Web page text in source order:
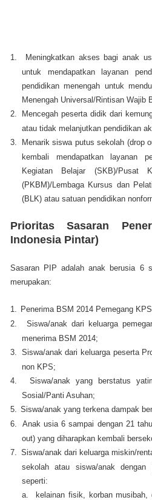
1.
Meningkatkan akses bagi anak
untuk mendapatkan layanan
pendidikan menengah untuk
Menengah Universal/Rintisan Wajib
2.
Mencegah peserta didik dari
atau tidak melanjutkan pendidikan
3.
Menarik siswa putus sekolah (drop
kembali mendapatkan layanan
Kegiatan Belajar (SKB)/Pusat
(PKBM)/Lembaga Kursus dan
(BLK) atau satuan pendidikan
Prioritas Sasaran
Indonesia Pintar)
Sasaran PIP adalah anak berusia 6
merupakan:
1.
Penerima BSM 2014 Pemegang
2.
Siswa/anak dari keluarga
menerima BSM 2014;
3.
Siswa/anak dari keluarga peserta
non KPS;
4.
Siswa/anak yang berstatus
Sosial/Panti Asuhan;
5.
Siswa/anak yang terkena dampak
6.
Anak usia 6 sampai dengan 21
out) yang diharapkan kembali
7.
Siswa/anak dari keluarga miskin/
sekolah atau siswa/anak dengan
seperti:
a.
kelainan fisik, korban